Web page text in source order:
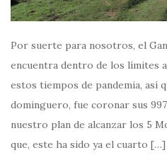
Por suerte para nosotros, el
encuentra dentro de los límites
estos tiempos de pandemia, así
dominguero, fue coronar sus
nuestro plan de alcanzar los 5
que, este ha sido ya el cuarto […]